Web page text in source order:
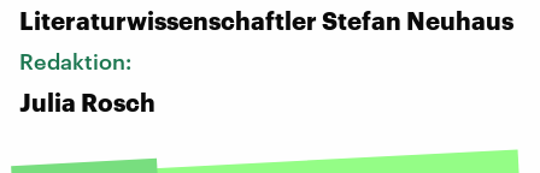
Literaturwissenschaftler Stefan Neuhaus
Redaktion:
Julia Rosch